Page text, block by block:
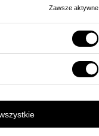
Zawsze aktywne